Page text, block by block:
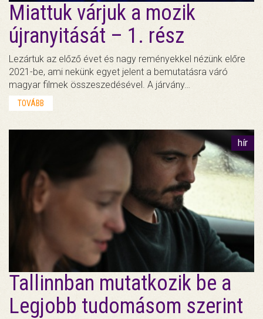
Miattuk várjuk a mozik
újranyitását – 1. rész
Lezártuk az előző évet és nagy reményekkel nézünk előre
2021-be, ami nekünk egyet jelent a bemutatásra váró
magyar filmek összeszedésével. A járvány…
TOVÁBB
hír
Tallinnban mutatkozik be a
Legjobb tudomásom szerint